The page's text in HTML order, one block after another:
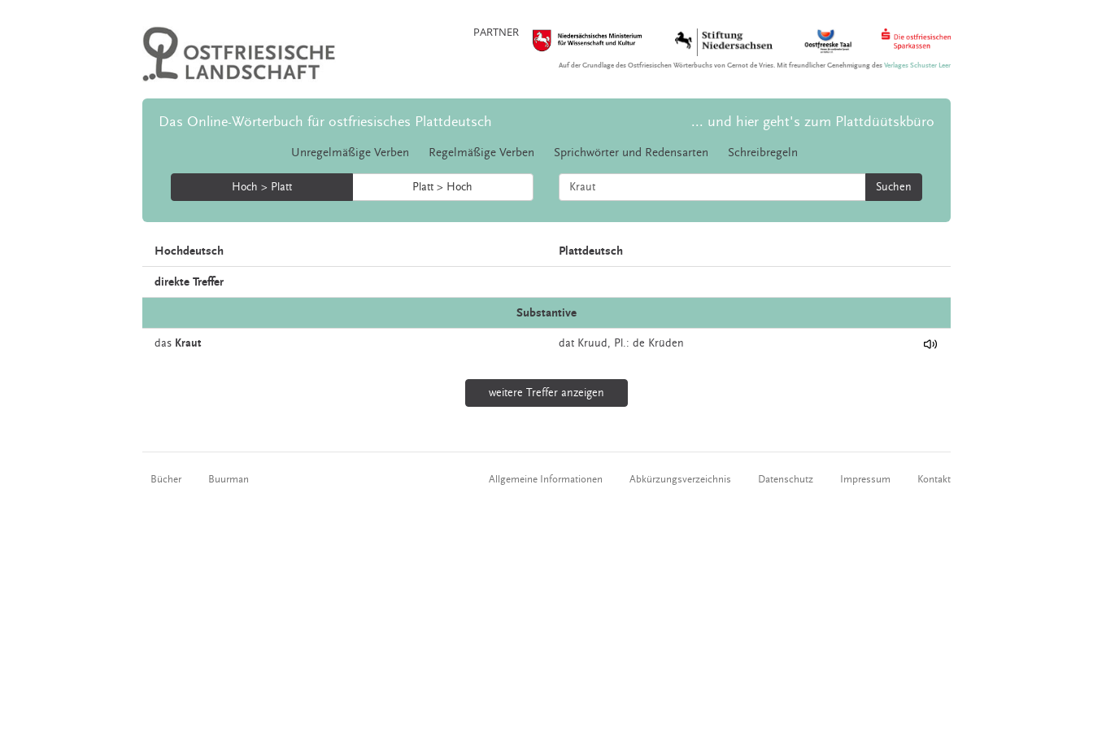
PARTNER
Auf der Grundlage des Ostfriesischen Wörterbuchs von Gernot de Vries. Mit freundlicher Genehmigung desVerlages Schuster Leer
Das Online-Wörterbuch für ostfriesisches Plattdeutsch ... und hier geht's zum Plattdüütskbüro
Unregelmäßige Verben Regelmäßige Verben Sprichwörter und Redensarten Schreibregeln
Hoch > Platt Platt > Hoch Suchen
Hochdeutsch Plattdeutsch
direkte Treffer
Substantive
das Kraut dat Kruud, Pl.: de Krüden
weitere Treffer anzeigen
Bücher Buurman Allgemeine Informationen Abkürzungsverzeichnis Datenschutz Impressum Kontakt